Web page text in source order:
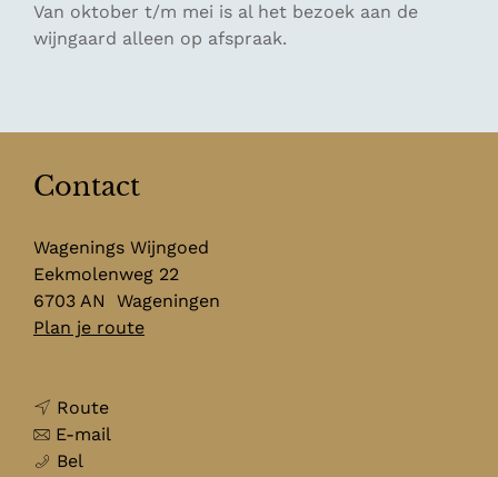
Van oktober t/m mei is al het bezoek aan de
wijngaard alleen op afspraak.
Contact
Wagenings Wijngoed
Eekmolenweg 22
6703 AN
Wageningen
Plan je routen
Routen
a
E-mail
Bel